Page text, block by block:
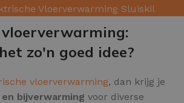
Vloerverwarming Sluiskil
zo'n goed idee?
vloerverwarming, dan krijg je
bijverwarming voor diverse